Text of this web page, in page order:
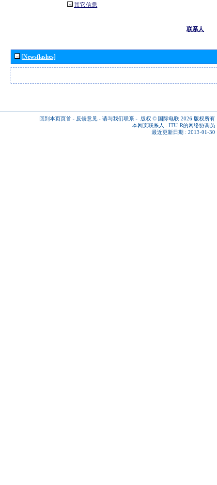
其它信息
联系人
[Newsflashes]
回到本页页首 - 反馈意见 - 请与我们联系 - 版权 © 国际电联 2026 版权所有
本网页联系人 : ITU-R的网络协调员
最近更新日期 : 2013-01-30